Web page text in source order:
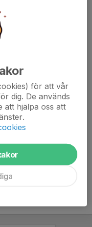
för att vår
dig. De används
att hjälpa oss att